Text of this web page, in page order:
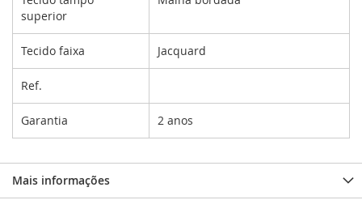
superior
Tecido faixa Jacquard
Ref.
Garantia 2 anos
Mais informações